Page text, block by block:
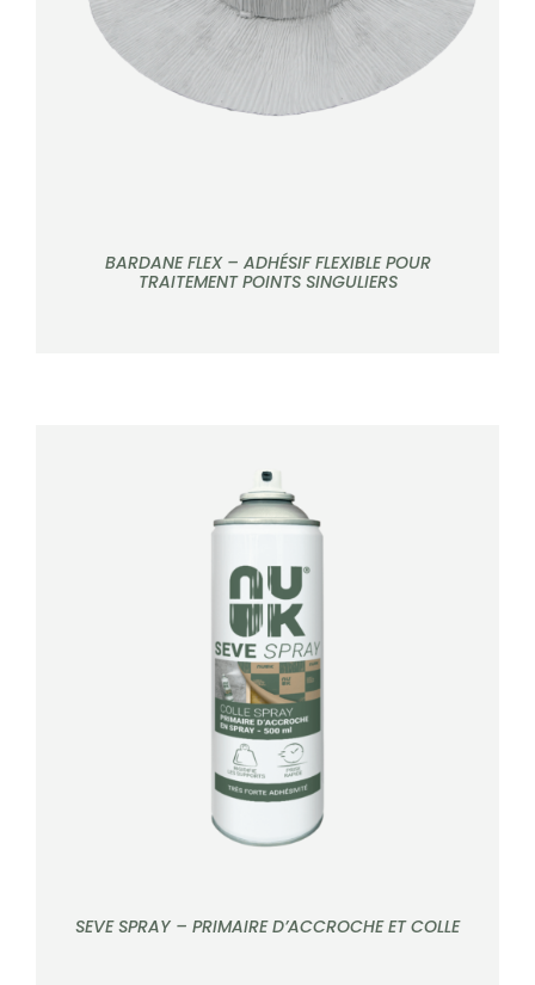
BARDANE FLEX – ADHÉSIF FLEXIBLE POUR
TRAITEMENT POINTS SINGULIERS
DÉTAILS
SEVE SPRAY – PRIMAIRE D’ACCROCHE ET COLLE